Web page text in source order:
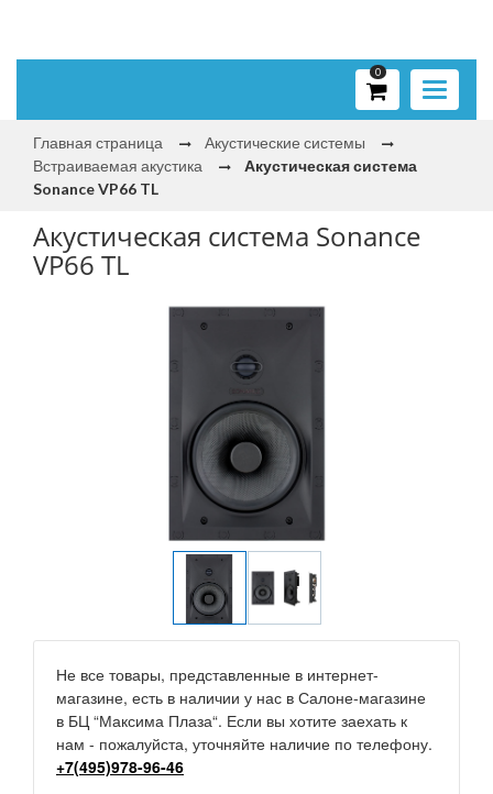
Toggle
0
Главная страница
Акустические системы
Встраиваемая акустика
Акустическая система
Sonance VP66 TL
Акустическая система Sonance
VP66 TL
Не все товары, представленные в интернет-
магазине, есть в наличии у нас в Салоне-магазине
в БЦ “Максима Плаза“. Если вы хотите заехать к
нам - пожалуйста, уточняйте наличие по телефону.
+7(495)978-96-46